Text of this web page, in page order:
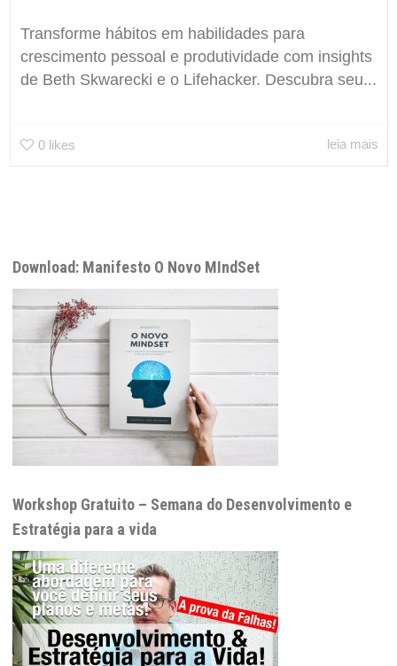
Transforme hábitos em habilidades para
crescimento pessoal e produtividade com insights
de Beth Skwarecki e o Lifehacker. Descubra seu...
0 likes leia mais
Download: Manifesto O Novo MIndSet
Workshop Gratuito – Semana do Desenvolvimento e
Estratégia para a vida